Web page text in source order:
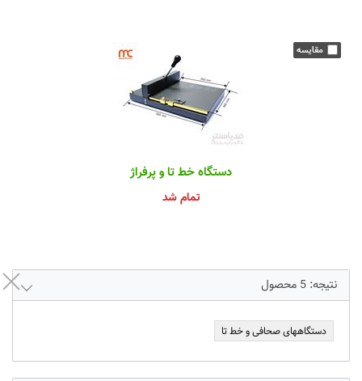
دستگاه خط تا و پرفراژ
تمام شد
نتیجه: 5 محصول
دستگاههای صحافی و خط تا